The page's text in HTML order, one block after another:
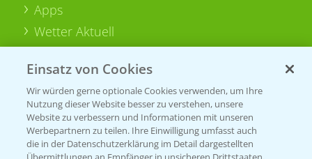
Apps
Wetter Aktuell
BROSCHÜREN
Ackerbau
Saatgut
Sonderkulturen
Einsatz von Cookies
Wir würden gerne optionale Cookies verwenden, um Ihre
Nutzung dieser Website besser zu verstehen, unsere
Website zu verbessern und Informationen mit unseren
Werbepartnern zu teilen. Ihre Einwilligung umfasst auch
die in der Datenschutzerklärung im Detail dargestellten